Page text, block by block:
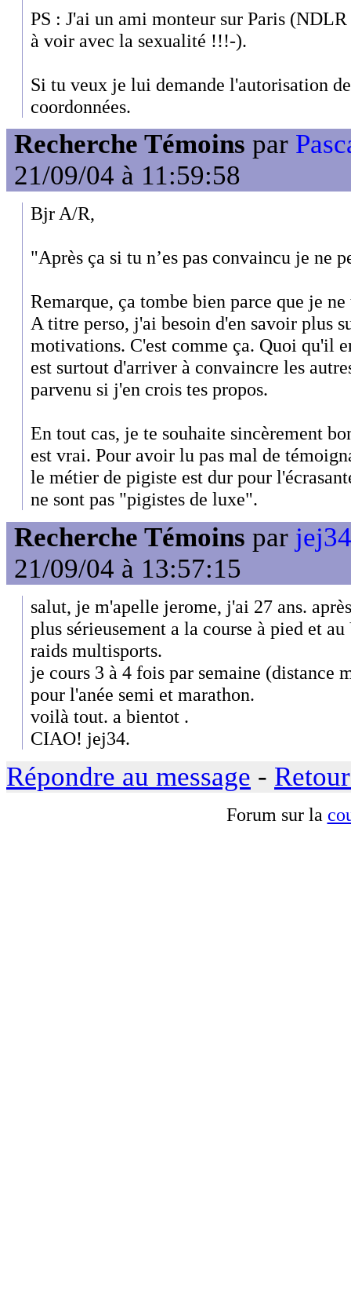
PS : J'ai un ami monteur sur Paris
à voir avec la sexualité !!!-).
Si tu veux je lui demande l'autorisation
coordonnées.
Recherche Témoins par
21/09/04 à 11:59:58
Bjr A/R,
"Après ça si tu n’es pas convaincu je ne
Remarque, ça tombe bien parce que je
A titre perso, j'ai besoin d'en savoir plus
motivations. C'est comme ça. Quoi qu'il
est surtout d'arriver à convaincre les
parvenu si j'en crois tes propos.
En tout cas, je te souhaite sincèrement
est vrai. Pour avoir lu pas mal de
le métier de pigiste est dur pour
ne sont pas "pigistes de luxe".
Recherche Témoins par
21/09/04 à 13:57:15
salut, je m'apelle jerome, j'ai 27 ans.
plus sérieusement a la course à pied et
raids multisports.
je cours 3 à 4 fois par semaine (distance
pour l'anée semi et marathon.
voilà tout. a bientot .
CIAO! jej34.
Répondre au message -
Forum sur la